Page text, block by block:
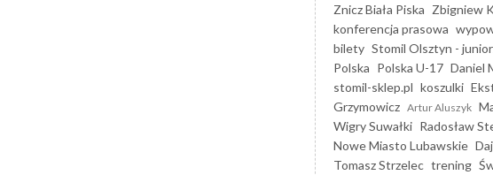
Znicz Biała Piska Zbigniew
konferencja prasowa
bilety Stomil Olsztyn -
Polska Polska U-17 Daniel
stomil-sklep.pl koszulki
Grzymowicz Artur Aluszyk
Wigry Suwałki Radosław
Nowe Miasto Lubawskie
Tomasz Strzelec trening